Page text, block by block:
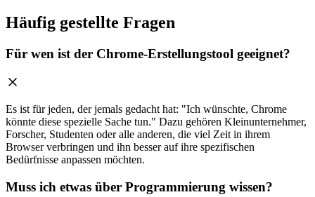
Häufig gestellte Fragen
Für wen ist der Chrome-Erstellungstool geeignet?
Es ist für jeden, der jemals gedacht hat: "Ich wünschte, Chrome
könnte diese spezielle Sache tun." Dazu gehören Kleinunternehmer,
Forscher, Studenten oder alle anderen, die viel Zeit in ihrem
Browser verbringen und ihn besser auf ihre spezifischen
Bedürfnisse anpassen möchten.
Muss ich etwas über Programmierung wissen?